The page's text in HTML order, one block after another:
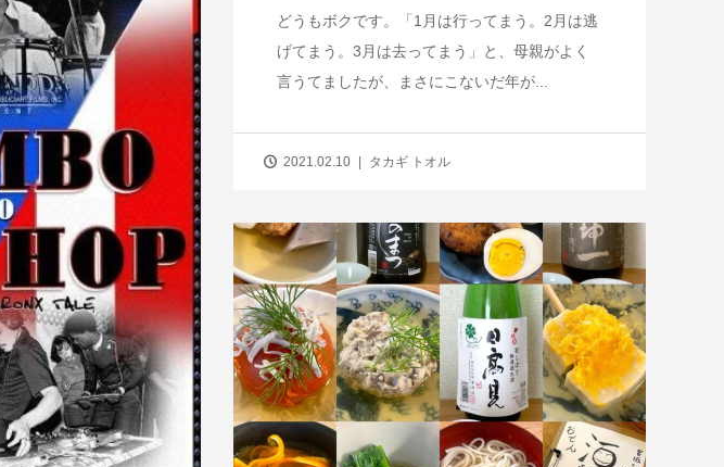
どうもボクです。「1月は行ってまう。2月は逃
げてまう。3月は去ってまう」と、母親がよく
言うてましたが、まさにこないだ年が...
2021.02.10 タカギ トオル